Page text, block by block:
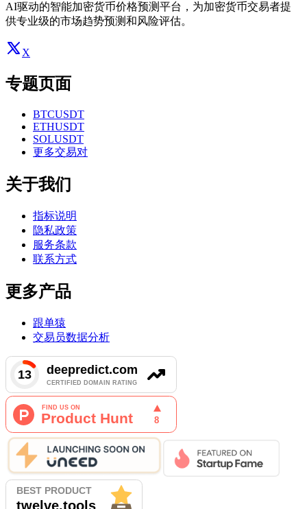
AI驱动的智能加密货币价格预测平台，为加密货币交易者提
供专业级的市场趋势预测和风险评估。
X
专题页面
BTCUSDT
ETHUSDT
SOLUSDT
更多交易对
关于我们
指标说明
隐私政策
服务条款
联系方式
更多产品
跟单猿
交易员数据分析